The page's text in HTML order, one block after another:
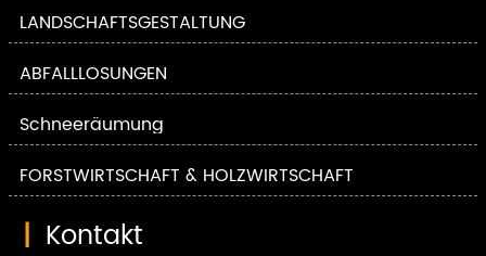
LANDSCHAFTSGESTALTUNG
ABFALLLÖSUNGEN
Schneeräumung
FORSTWIRTSCHAFT & HOLZWIRTSCHAFT
| Kontakt